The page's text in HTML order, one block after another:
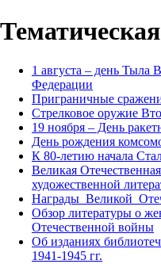
1 августа – день
Федерации
Приграничные
Стрелковое оружие
19 ноября – День
День рождения
К 80-летию начала
Великая
художественной
Награды Великой
Обзор литературы о
Отечественной войны
Об изданиях
1941-1945 гг.